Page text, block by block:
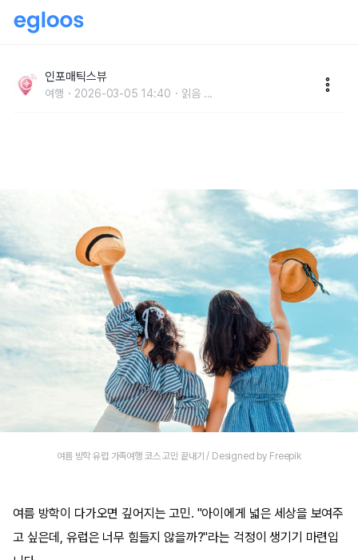
원·박물관 꿀조합 도시
인포매틱스뷰
여행 2026-03-05 14:40 읽음 ...
여름 방학 유럽 가족여행 코스 고민 끝내기 / Designed by Freepik
여름 방학이 다가오면 깊어지는 고민. "아이에게 넓은 세상을 보여주
고 싶은데, 유럽은 너무 힘들지 않을까?"라는 걱정이 생기기 마련입